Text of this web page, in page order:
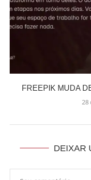
FREEPIK MUDA
28
DEIXAR